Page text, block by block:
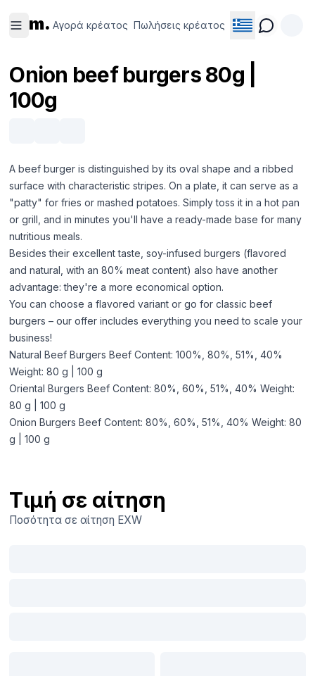
m. Αγορά κρέατος Πωλήσεις κρέατος
κρέατος κρέατος
Onion beef burgers 80g |
100g
A beef burger is distinguished by its oval shape and a ribbed
surface with characteristic stripes. On a plate, it can serve as a
"patty" for fries or mashed potatoes. Simply toss it in a hot pan
or grill, and in minutes you'll have a ready-made base for many
nutritious meals.
Besides their excellent taste, soy-infused burgers (flavored
and natural, with an 80% meat content) also have another
advantage: they're a more economical option.
You can choose a flavored variant or go for classic beef
burgers – our offer includes everything you need to scale your
business!
Natural Beef Burgers Beef Content: 100%, 80%, 51%, 40%
Weight: 80 g | 100 g
Oriental Burgers Beef Content: 80%, 60%, 51%, 40% Weight:
80 g | 100 g
Onion Burgers Beef Content: 80%, 60%, 51%, 40% Weight: 80
g | 100 g
Τιμή σε αίτηση
Ποσότητα σε αίτηση EXW